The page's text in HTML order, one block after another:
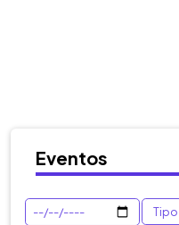
Eventos